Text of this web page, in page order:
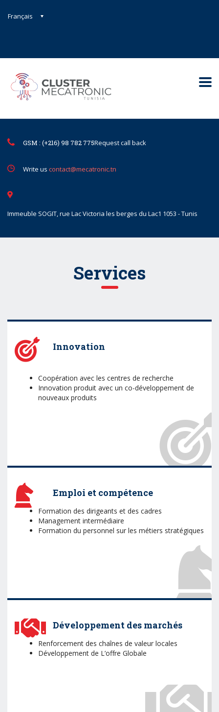
Français
GSM : (+216) 98 782 775Request call back
Write us contact@mecatronic.tn
Immeuble SOGIT, rue Lac Victoria les berges du Lac1 1053 - Tunis
Services
Innovation
Coopération avec les centres de recherche
Innovation produit avec un co-développement de
nouveaux produits
Emploi et compétence
Formation des dirigeants et des cadres
Management intermédiaire
Formation du personnel sur les métiers stratégiques
Développement des marchés
Renforcement des chaînes de valeur locales
Développement de L’offre Globale